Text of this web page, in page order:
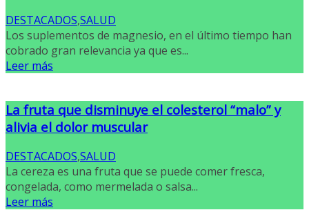
DESTACADOS,SALUD
Los suplementos de magnesio, en el último tiempo han
cobrado gran relevancia ya que es...
Leer más
La fruta que disminuye el colesterol “malo” y
alivia el dolor muscular
DESTACADOS,SALUD
La cereza es una fruta que se puede comer fresca,
congelada, como mermelada o salsa...
Leer más